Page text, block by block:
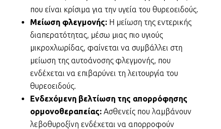
που είναι κρίσιμα για την υγεία του θυρεοειδούς.
Μείωση φλεγμονής: Η μείωση της εντερικής
διαπερατότητας, μέσω μιας πιο υγιούς
μικροχλωρίδας, φαίνεται να συμβάλλει στη
μείωση της αυτοάνοσης φλεγμονής, που
ενδέχεται να επιβαρύνει τη λειτουργία του
θυρεοειδούς.
Ενδεχόμενη βελτίωση της απορρόφησης
ορμονοθεραπείας:Ασθενείς που λαμβάνουν
λεβοθυροξίνη ενδέχεται να απορροφούν